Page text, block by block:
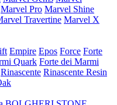
Marvel Pro Marvel Shine
Travertine Marvel X
Empire Epos Force Forte
Quark Forte dei Marmi
Rinascente Rinascente Resin